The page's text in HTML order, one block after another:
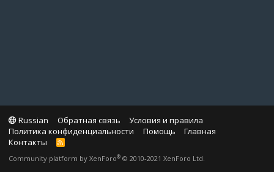
Russian Обратная связь
Условия и правила
Политика конфиденциальности
Помощь
Главная
Контакты
R
S
Community platform by XenForo® © 2010-2021 XenForo Ltd.